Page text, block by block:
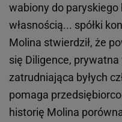
wabiony do
własnością... spółki
Molina stwierdził, że
się Diligence,
zatrudniająca byłych
pomaga
historię Molina